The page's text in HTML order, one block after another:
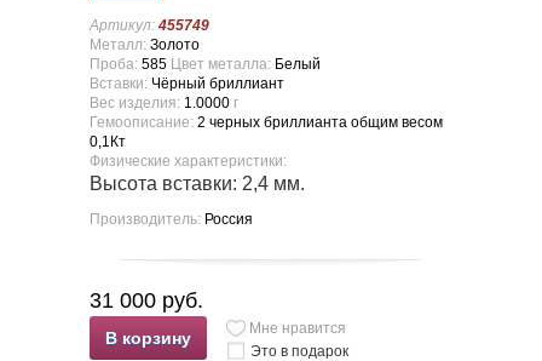
Артикул: 455749
Металл: Золото
Проба: 585 Цвет металла: Белый
Вставки: Чёрный бриллиант
Вес изделия: 1.0000 г
Гемоописание: 2 черных бриллианта общим весом
0,1Кт
Физические характеристики:
Высота вставки: 2,4 мм.
Производитель: Россия
31 000 руб.
В корзину
Мне нравится
Это в подарок